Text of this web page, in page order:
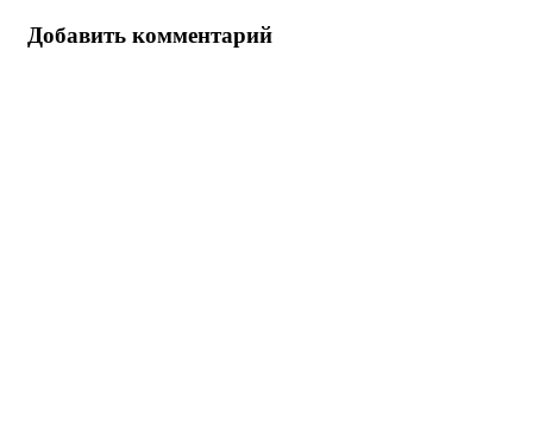
Добавить комментарий